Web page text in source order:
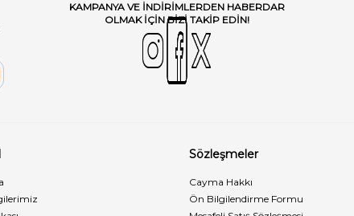
KAMPANYA VE INDIRIMLERDEN HABERDAR
OLMAK IÇIN BIZI TAKIP EDIN!
Sözleşmeler
Cayma Hakkı
Ön Bilgilendirme Formu